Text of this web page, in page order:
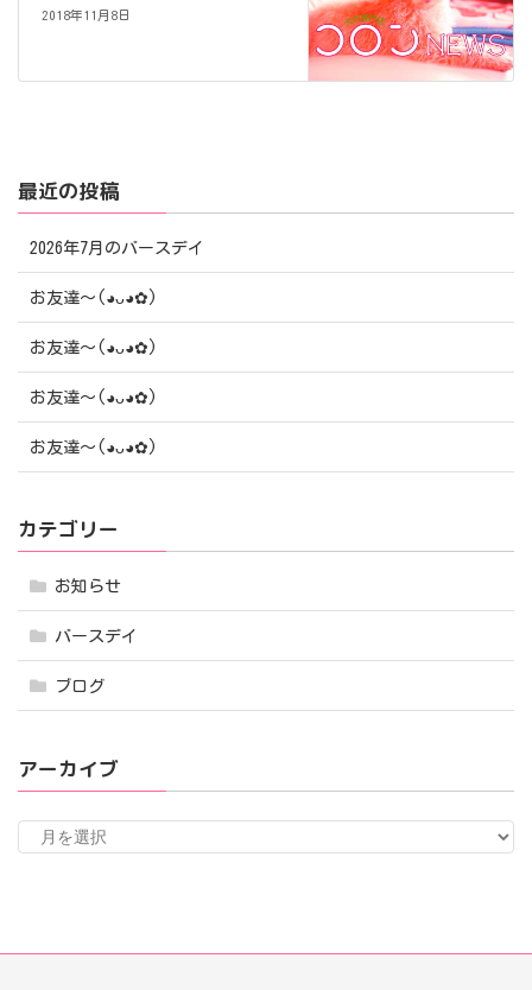
2018年11月8日
最近の投稿
2026年7月のバースデイ
お友達〜(⁠◕⁠ᴗ⁠◕⁠✿⁠)
お友達〜(⁠◕⁠ᴗ⁠◕⁠✿⁠)
お友達〜(⁠◕⁠ᴗ⁠◕⁠✿⁠)
お友達〜(⁠◕⁠ᴗ⁠◕⁠✿⁠)
カテゴリー
お知らせ
バースデイ
ブログ
アーカイブ